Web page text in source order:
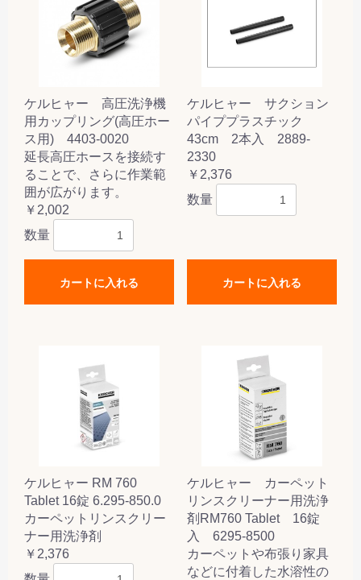
ケルヒャー 高圧洗浄機
用カップリング(高圧ホー
ス用) 4403-0020
延長高圧ホースを接続す
ることで、さらに作業範
囲が広がります。
￥2,002
数量
カートに入れる
ケルヒャー サクション
パイププラスチック
43cm 2本入 2889-
2330
￥2,376
数量
カートに入れる
ケルヒャー RM 760
Tablet 16錠 6.295-850.0
カーペットリンスクリー
ナー用洗浄剤
￥2,376
ケルヒャー カーペット
リンスクリーナー用洗浄
剤RM760 Tablet 16錠
入 6295-8500
カーペットや布張り家具
などに付着した水溶性の